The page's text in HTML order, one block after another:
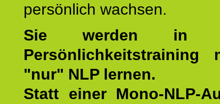
persönlich wachsen.
Sie werden in
Persönlichkeitstraining
"nur" NLP lernen.
Statt einer Mono-NLP-